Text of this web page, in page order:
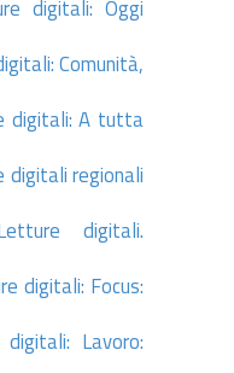
digitali: Oggi
Comunità,
digitali: A tutta
digitali regionali
digitali.
digitali: Focus:
Lavoro: